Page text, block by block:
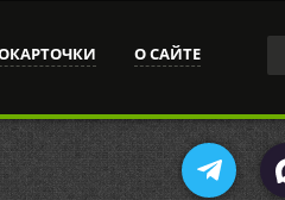
О САЙТЕ